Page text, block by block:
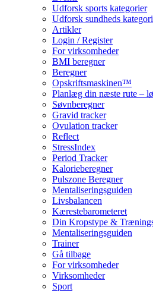
Udforsk sports kategorier
Udforsk sundheds
Artikler
Login / Register
For virksomheder
BMI beregner
Beregner
Opskriftsmaskinen™
Planlæg din næste rute –
Søvnberegner
Gravid tracker
Ovulation tracker
Reflect
StressIndex
Period Tracker
Kalorieberegner
Pulszone Beregner
Mentaliseringsguiden
Livsbalancen
Kærestebarometeret
Din Kropstype &
Mentaliseringsguiden
Trainer
Gå tilbage
For virksomheder
Virksomheder
Sport